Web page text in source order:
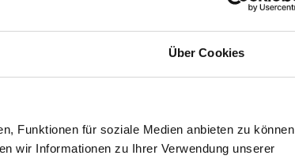
Über Cookies
Funktionen für soziale Medien anbieten zu können
wir Informationen zu Ihrer Verwendung unserer